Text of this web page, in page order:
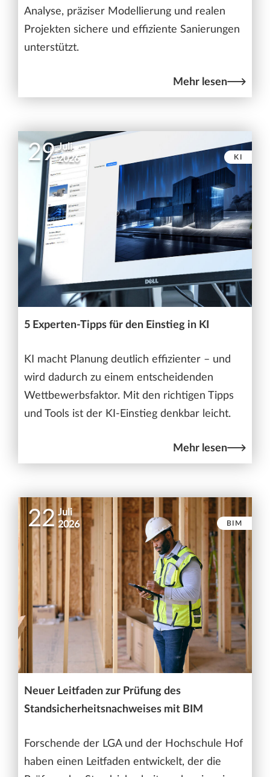
Analyse, präziser Modellierung und realen
Projekten sichere und effiziente Sanierungen
unterstützt.
Mehr lesen
29 Juli
2026
KI
5 Experten-Tipps für den Einstieg in KI
KI macht Planung deutlich effizienter – und
wird dadurch zu einem entscheidenden
Wettbewerbsfaktor. Mit den richtigen Tipps
und Tools ist der KI-Einstieg denkbar leicht.
Mehr lesen
22 Juli
2026
BIM
Neuer Leitfaden zur Prüfung des
Standsicherheitsnachweises mit BIM
Forschende der LGA und der Hochschule Hof
haben einen Leitfaden entwickelt, der die